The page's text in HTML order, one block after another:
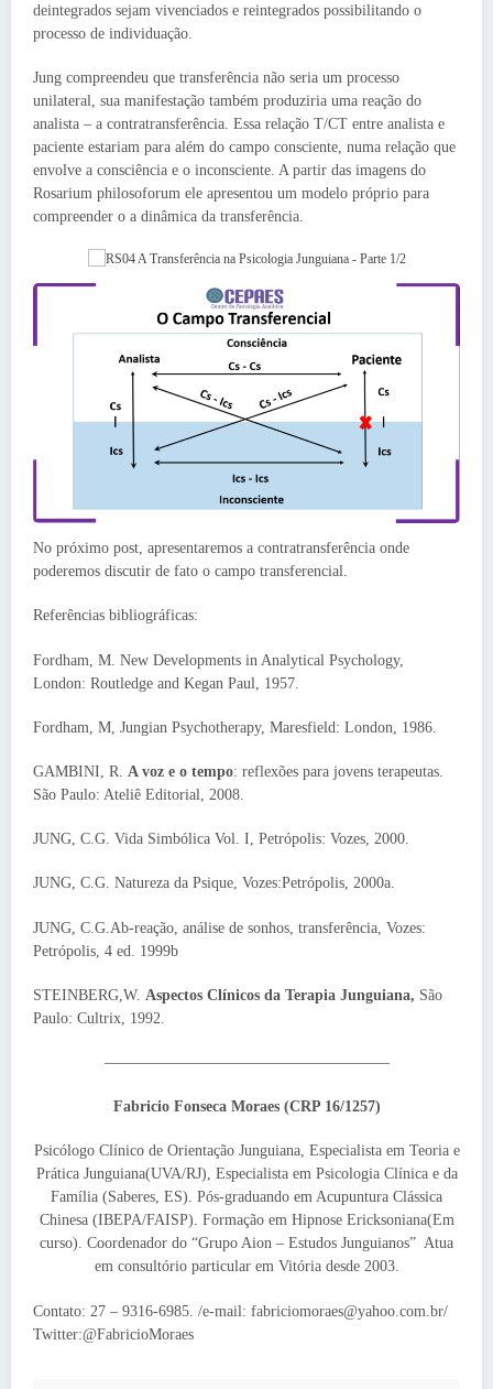
deintegrados sejam vivenciados e reintegrados possibilitando o
processo de individuação.
Jung compreendeu que transferência não seria um processo
unilateral, sua manifestação também produziria uma reação do
analista – a contratransferência. Essa relação T/CT entre analista e
paciente estariam para além do campo consciente, numa relação que
envolve a consciência e o inconsciente. A partir das imagens do
Rosarium philosoforum ele apresentou um modelo próprio para
compreender o a dinâmica da transferência.
No próximo post, apresentaremos a contratransferência onde
poderemos discutir de fato o campo transferencial.
Referências bibliográficas:
Fordham, M. New Developments in Analytical Psychology,
London: Routledge and Kegan Paul, 1957.
Fordham, M, Jungian Psychotherapy, Maresfield: London, 1986.
GAMBINI, R. A voz e o tempo: reflexões para jovens terapeutas.
São Paulo: Ateliê Editorial, 2008.
JUNG, C.G. Vida Simbólica Vol. I, Petrópolis: Vozes, 2000.
JUNG, C.G. Natureza da Psique, Vozes:Petrópolis, 2000a.
JUNG, C.G.Ab-reação, análise de sonhos, transferência, Vozes:
Petrópolis, 4 ed. 1999b
STEINBERG,W. Aspectos Clínicos da Terapia Junguiana, São
Paulo: Cultrix, 1992.
——————————————————–
Fabricio Fonseca Moraes (CRP 16/1257)
Psicólogo Clínico de Orientação Junguiana, Especialista em Teoria e
Prática Junguiana(UVA/RJ), Especialista em Psicologia Clínica e da
Família (Saberes, ES). Pós-graduando em Acupuntura Clássica
Chinesa (IBEPA/FAISP). Formação em Hipnose Ericksoniana(Em
curso). Coordenador do “Grupo Aion – Estudos Junguianos” Atua
em consultório particular em Vitória desde 2003.
Contato: 27 – 9316-6985. /e-mail: fabriciomoraes@yahoo.com.br/
Twitter:@FabricioMoraes